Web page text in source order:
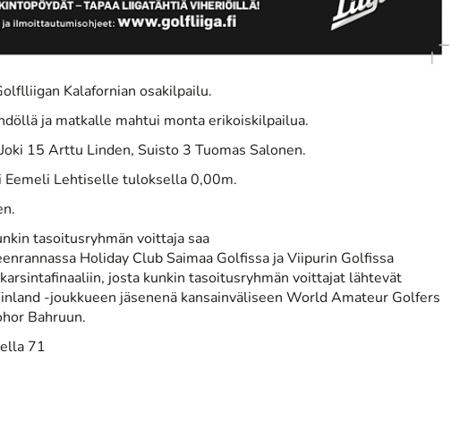
Kalafornian osakilpailu.
ja matkalle mahtui monta erikoiskilpailua.
15 Arttu Linden, Suisto 3 Tuomas Salonen.
Eemeli Lehtiselle tuloksella 0,00m.
tasoitusryhmän voittaja saa
Holiday Club Saimaa Golfissa ja Viipurin Golfissa
josta kunkin tasoitusryhmän voittajat lähtevät
-joukkueen jäsenenä kansainväliseen World Amateur Golfers
Bahruun.
71